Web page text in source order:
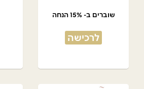
שוברים ב- 15% הנחה
לרכישה